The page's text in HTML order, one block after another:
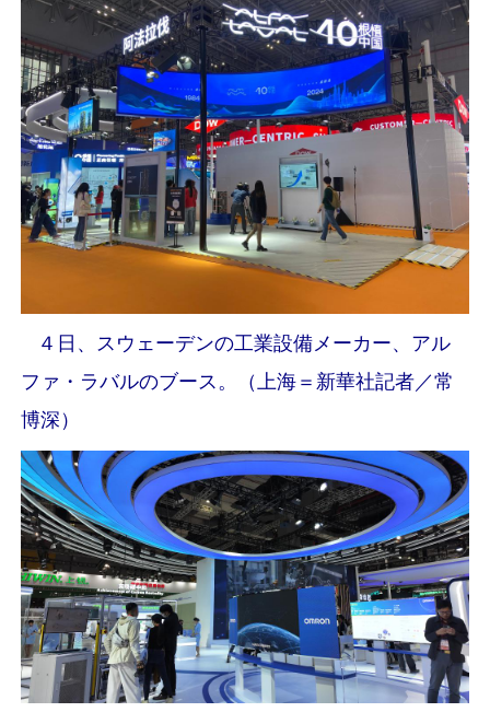
４日、スウェーデンの工業設備メーカー、アル
ファ・ラバルのブース。（上海＝新華社記者／常
博深）